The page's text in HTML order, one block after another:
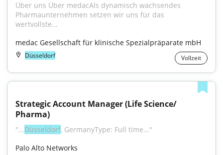
Über uns Über medacAls dynamisch wachsendes
Pharmaunternehmen setzen wir uns für das
wertvollste...
medac Gesellschaft für klinische Spezialpräparate mbH
Düsseldorf Vollzeit
Strategic Account Manager (Life Science/
Pharma)
"...Düsseldorf, GermanyType: Full time..."
Palo Alto Networks